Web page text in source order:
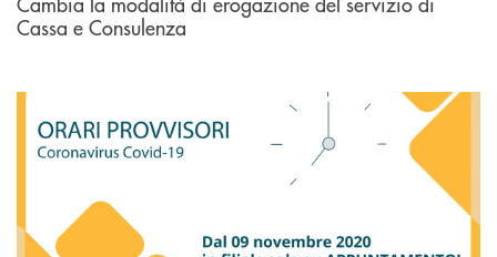
Cassa e Consulenza